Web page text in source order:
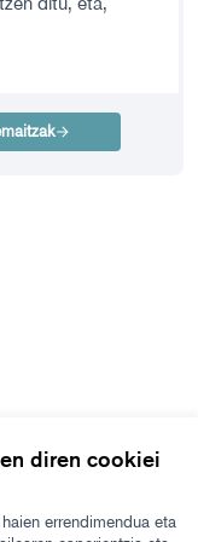
diren cookiei
errendimendua eta